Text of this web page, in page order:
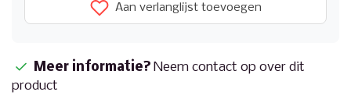
Aan verlanglijst toevoegen
Meer informatie? Neem contact op over dit
product